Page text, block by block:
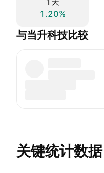
1.20%
与当升科技比较
关键统计数据